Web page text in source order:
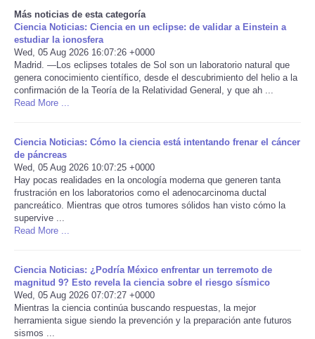
Social
Sports
Technology
USA
World
NOTICIAS
America Latina
Ciencia
Más noticias de esta categoría
Ciencia Noticias: Ciencia en un eclipse: de validar a Einstein a
estudiar la ionosfera
Wed, 05 Aug 2026 16:07:26 +0000
Madrid. —Los eclipses totales de Sol son un laboratorio natural que
genera conocimiento científico, desde el descubrimiento del helio a la
confirmación de la Teoría de la Relatividad General, y que ah ...
Read More ...
Ciencia Noticias: Cómo la ciencia está intentando frenar el cáncer
de páncreas
Wed, 05 Aug 2026 10:07:25 +0000
Hay pocas realidades en la oncología moderna que generen tanta
frustración en los laboratorios como el adenocarcinoma ductal
pancreático. Mientras que otros tumores sólidos han visto cómo la
supervive ...
Read More ...
Ciencia Noticias: ¿Podría México enfrentar un terremoto de
magnitud 9? Esto revela la ciencia sobre el riesgo sísmico
Wed, 05 Aug 2026 07:07:27 +0000
Mientras la ciencia continúa buscando respuestas, la mejor
herramienta sigue siendo la prevención y la preparación ante futuros
sismos ...